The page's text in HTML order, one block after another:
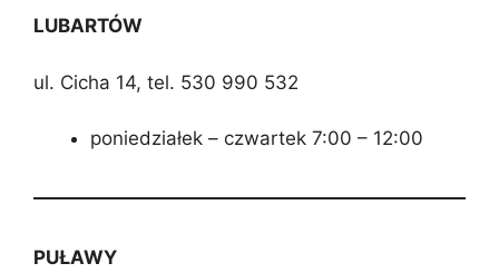
LUBARTÓW
ul. Cicha 14, tel. 530 990 532
poniedziałek – czwartek 7:00 – 12:00
PUŁAWY